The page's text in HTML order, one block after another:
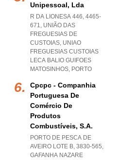
Unipessoal, Lda
R DA LIONESA 446, 4465-
671, UNIÃO DAS
FREGUESIAS DE
CUSTOIAS, UNIAO
FREGUESIAS CUSTOIAS
LECA BALIO GUIFOES
MATOSINHOS, PORTO
Cpcpc - Companhia
Portuguesa De
Comércio De
Produtos
Combustíveis, S.a.
PORTO DE PESCA DE
AVEIRO LOTE B, 3830-565,
GAFANHA NAZARE